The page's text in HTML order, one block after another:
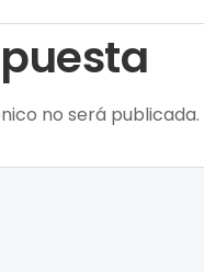
no será publicada.